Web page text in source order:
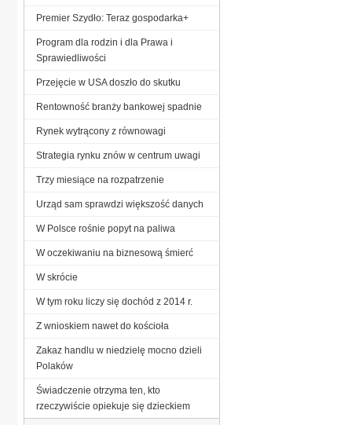
Premier Szydło: Teraz gospodarka+
Program dla rodzin i dla Prawa i
Sprawiedliwości
Przejęcie w USA doszło do skutku
Rentowność branży bankowej spadnie
Rynek wytrącony z równowagi
Strategia rynku znów w centrum uwagi
Trzy miesiące na rozpatrzenie
Urząd sam sprawdzi większość danych
W Polsce rośnie popyt na paliwa
W oczekiwaniu na biznesową śmierć
W skrócie
W tym roku liczy się dochód z 2014 r.
Z wnioskiem nawet do kościoła
Zakaz handlu w niedzielę mocno dzieli
Polaków
Świadczenie otrzyma ten, kto
rzeczywiście opiekuje się dzieckiem